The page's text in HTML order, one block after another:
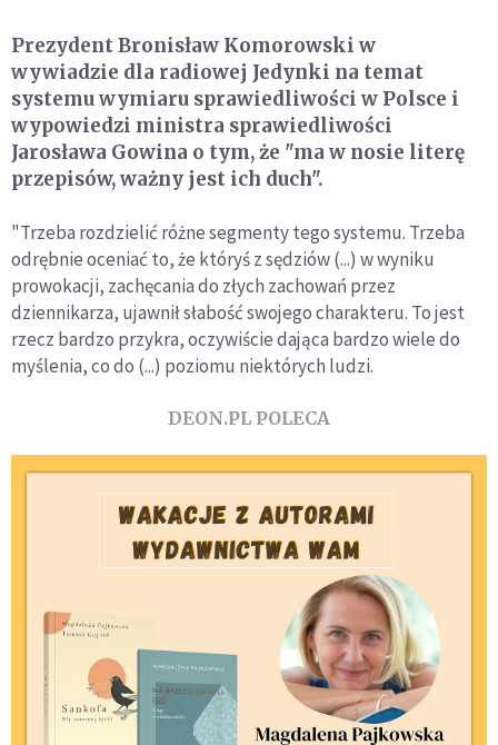
Prezydent Bronisław Komorowski w
wywiadzie dla radiowej Jedynki na temat
systemu wymiaru sprawiedliwości w Polsce i
wypowiedzi ministra sprawiedliwości
Jarosława Gowina o tym, że "ma w nosie literę
przepisów, ważny jest ich duch".
"Trzeba rozdzielić różne segmenty tego systemu. Trzeba
odrębnie oceniać to, że któryś z sędziów (...) w wyniku
prowokacji, zachęcania do złych zachowań przez
dziennikarza, ujawnił słabość swojego charakteru. To jest
rzecz bardzo przykra, oczywiście dająca bardzo wiele do
myślenia, co do (...) poziomu niektórych ludzi.
DEON.PL POLECA